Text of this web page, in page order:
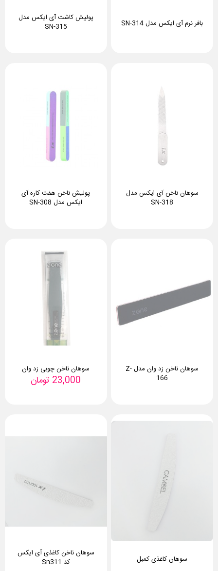
بافر نرم آی ایکس مدل SN-314
پولیش کاشت آی ایکس مدل
SN-315
سوهان ناخن آی ایکس مدل
SN-318
پولیش ناخن هفت کاره آی
ایکس مدل SN-308
سوهان ناخن زد وان مدل Z-
166
سوهان ناخن چوبی زد وان
23,000 تومان
سوهان کاغذی کمبل
سوهان ناخن کاغذی آی ایکس
کد Sn311